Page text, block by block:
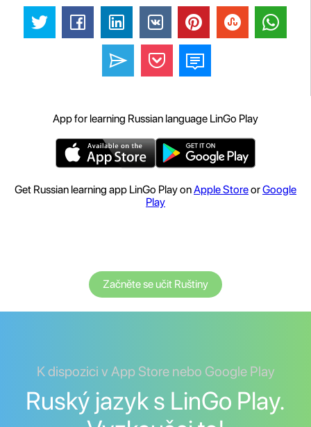
App for learning Russian language LinGo Play
Get Russian learning app LinGo Play onApple StoreorGoogle
Play
Začněte se učit Ruštiny
K dispozici v App Store nebo Google Play
Ruský jazyk s LinGo Play.